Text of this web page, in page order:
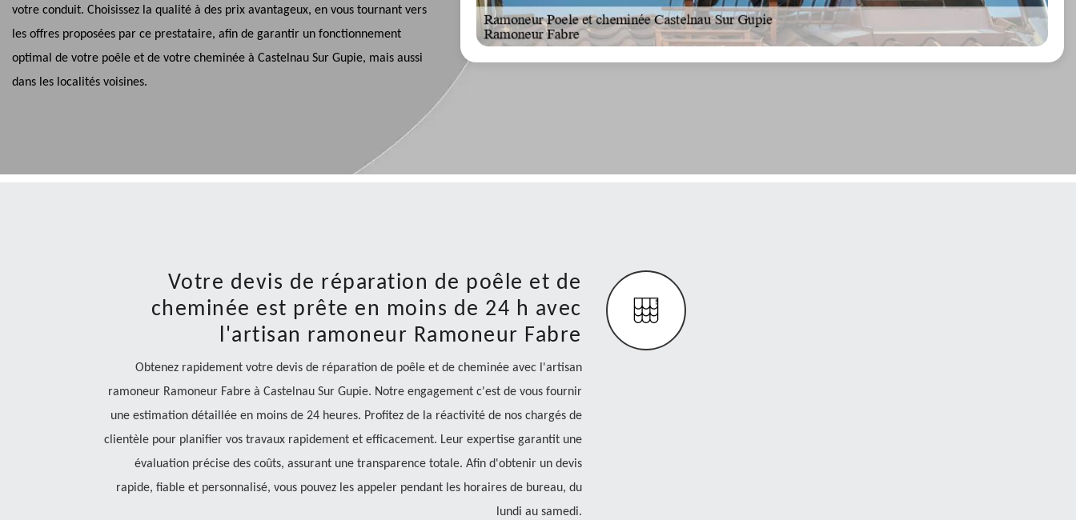
votre conduit. Choisissez la qualité à des prix avantageux, en vous tournant vers
les offres proposées par ce prestataire, afin de garantir un fonctionnement
optimal de votre poêle et de votre cheminée à Castelnau Sur Gupie, mais aussi
dans les localités voisines.
Votre devis de réparation de poêle et de
cheminée est prête en moins de 24 h avec
l'artisan ramoneur Ramoneur Fabre
Obtenez rapidement votre devis de réparation de poêle et de cheminée avec l'artisan
ramoneur Ramoneur Fabre à Castelnau Sur Gupie. Notre engagement c'est de vous fournir
une estimation détaillée en moins de 24 heures. Profitez de la réactivité de nos chargés de
clientèle pour planifier vos travaux rapidement et efficacement. Leur expertise garantit une
évaluation précise des coûts, assurant une transparence totale. Afin d'obtenir un devis
rapide, fiable et personnalisé, vous pouvez les appeler pendant les horaires de bureau, du
lundi au samedi.